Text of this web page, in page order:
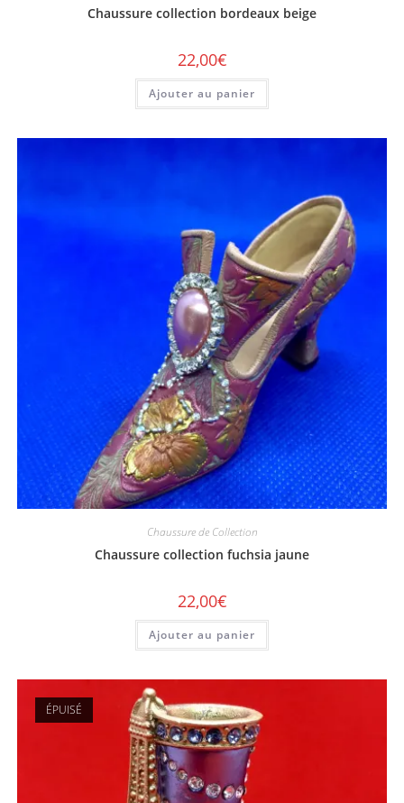
Chaussure collection bordeaux beige
22,00€
Ajouter au panier
Chaussure de Collection
Chaussure collection fuchsia jaune
22,00€
Ajouter au panier
ÉPUISÉ